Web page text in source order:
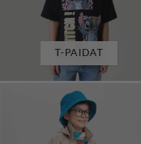
T-PAIDAT